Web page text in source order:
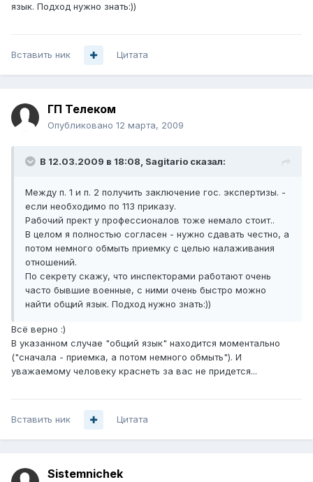
язык. Подход нужно знать:))
Вставить ник Цитата
ГП Телеком
Опубликовано 12 марта, 2009
В 12.03.2009 в 18:08, Sagitario сказал:
Между п. 1 и п. 2 получить заключение гос. экспертизы. -
если необходимо по 113 приказу.
Рабочий прект у профессионалов тоже немало стоит..
В целом я полностью согласен - нужно сдавать честно, а
потом немного обмыть приемку с целью налаживания
отношений.
По секрету скажу, что инспекторами работают очень
часто бывшие военные, с ними очень быстро можно
найти общий язык. Подход нужно знать:))
Всё верно :)
В указанном случае "общий язык" находится моментально
("сначала - приемка, а потом немного обмыть"). И
уважаемому человеку краснеть за вас не придется...
Вставить ник Цитата
Sistemnichek